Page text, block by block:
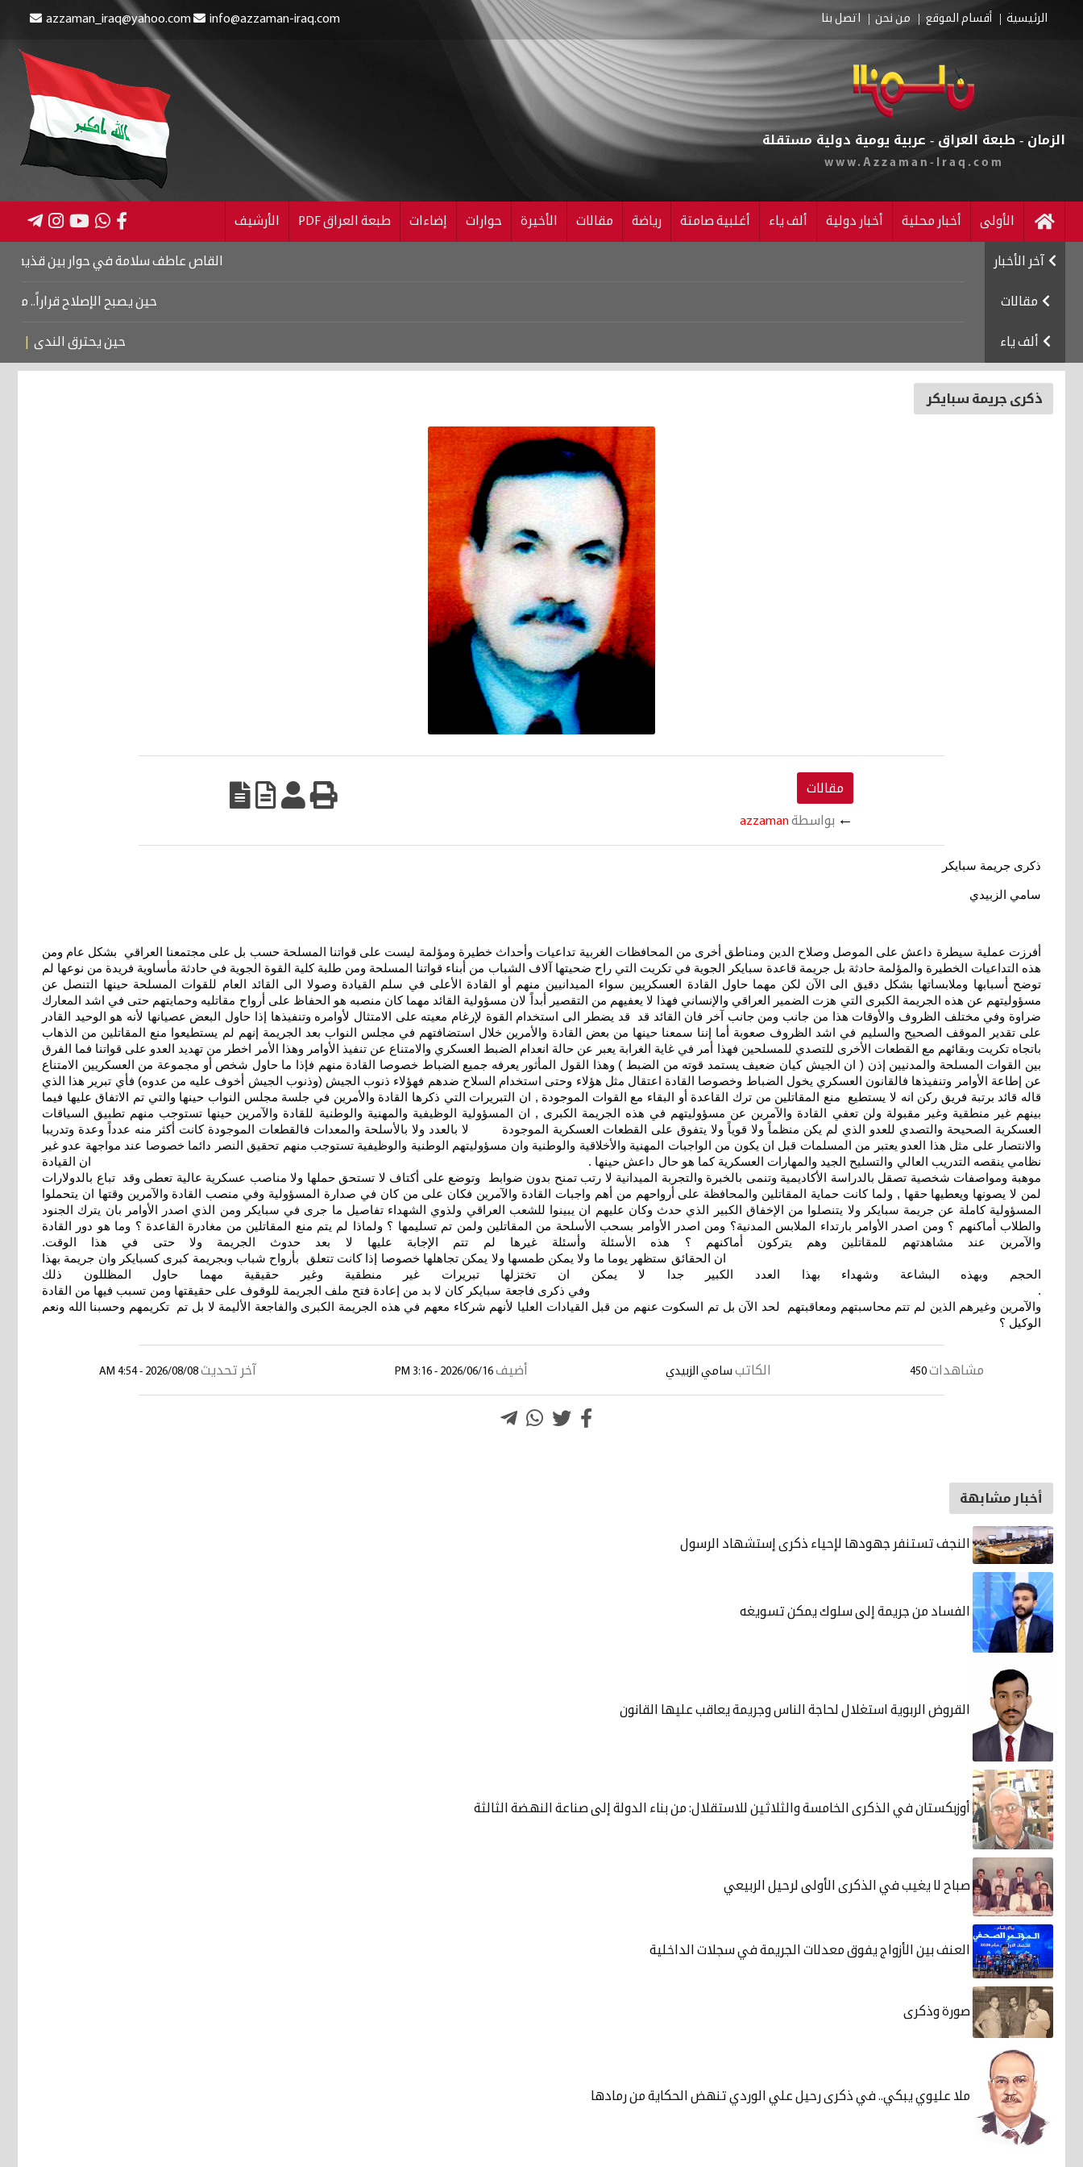
الرئيسية أقسام الموقع من نحن اتصل بنا azzaman_iraq@yahoo.com info@azzaman-iraq.com
الزمان - طبعة العراق - عربية يومية دولية مستقلة
www.Azzaman-Iraq.com
الأولى أخبار محلية أخبار دولية ألف ياء أغلبية صامتة رياضة مقالات الأخيرة حوارات إضاءات طبعة العراق PDF الأرشيف
آخر الأخبار القاص عاطف سلامة في حوار بين قذيفتين | كتاب
مقالات حين يصبح الإصلاح قراراً.. من
ألف ياء حين يحترق الندى | تشييع
ذكرى جريمة سبايكر
مقالات
← بواسطةazzaman
ذكرى جريمة سبايكر
سامي الزبيدي
أفرزت عملية سيطرة داعش على الموصل وصلاح الدين ومناطق أخرى من المحافظات الغربية تداعيات وأحداث خطيرة ومؤلمة ليست على قواتنا المسلحة حسب بل على مجتمعنا العراقي بشكل عام ومن
هذه التداعيات الخطيرة والمؤلمة حادثة بل جريمة قاعدة سبايكر الجوية في تكريت التي راح ضحيتها آلاف الشباب من أبناء قواتنا المسلحة ومن طلبة كلية القوة الجوية في حادثة مأساوية فريدة من نوعها لم
توضح أسبابها وملابساتها بشكل دقيق الى الآن لكن مهما حاول القادة العسكريين سواء الميدانيين منهم أو القادة الأعلى في سلم القيادة وصولا الى القائد العام للقوات المسلحة حينها التنصل عن
مسؤوليتهم عن هذه الجريمة الكبرى التي هزت الضمير العراقي والإنساني فهذا لا يعفيهم من التقصير أبداً لان مسؤولية القائد مهما كان منصبه هو الحفاظ على أرواح مقاتليه وحمايتهم حتى في اشد المعارك
ضراوة وفي مختلف الظروف والأوقات هذا من جانب ومن جانب آخر فان القائد قد قد يضطر الى استخدام القوة لإرغام معيته على الامتثال لأوامره وتنفيذها إذا حاول البعض عصيانها لأنه هو الوحيد القادر
على تقدير الموقف الصحيح والسليم في اشد الظروف صعوبة أما إننا سمعنا حينها من بعض القادة والأمرين خلال استضافتهم في مجلس النواب بعد الجريمة إنهم لم يستطيعوا منع المقاتلين من الذهاب
باتجاه تكريت وبقائهم مع القطعات الأخرى للتصدي للمسلحين فهذا أمر في غاية الغرابة يعبر عن حالة انعدام الضبط العسكري والامتناع عن تنفيذ الأوامر وهذا الأمر اخطر من تهديد العدو على قواتنا فما الفرق
بين القوات المسلحة والمدنيين إذن ( ان الجيش كيان ضعيف يستمد قوته من الضبط ) وهذا القول المأثور يعرفه جميع الضباط خصوصا القادة منهم فإذا ما حاول شخص أو مجموعة من العسكريين الامتناع
عن إطاعة الأوامر وتنفيذها فالقانون العسكري يخول الضباط وخصوصا القادة اعتقال مثل هؤلاء وحتى استخدام السلاح ضدهم فهؤلاء ذنوب الجيش (وذنوب الجيش أخوف عليه من عدوه) فأي تبرير هذا الذي
قاله قائد برتبة فريق ركن انه لا يستطيع منع المقاتلين من ترك القاعدة أو البقاء مع القوات الموجودة , ان التبريرات التي ذكرها القادة والأمرين في جلسة مجلس النواب حينها والتي تم الاتفاق عليها فيما
بينهم غير منطقية وغير مقبولة ولن تعفي القادة والآمرين عن مسؤوليتهم في هذه الجريمة الكبرى , ان المسؤولية الوظيفية والمهنية والوطنية للقادة والآمرين حينها تستوجب منهم تطبيق السياقات
العسكرية الصحيحة والتصدي للعدو الذي لم يكن منظماً ولا قوياً ولا يتفوق على القطعات العسكرية الموجودة لا بالعدد ولا بالأسلحة والمعدات فالقطعات الموجودة كانت أكثر منه عدداً وعدة وتدريبا
والانتصار على مثل هذا العدو يعتبر من المسلمات قبل ان يكون من الواجبات المهنية والأخلاقية والوطنية وان مسؤوليتهم الوطنية والوظيفية تستوجب منهم تحقيق النصر دائما خصوصا عند مواجهة عدو غير
نظامي ينقصه التدريب العالي والتسليح الجيد والمهارات العسكرية كما هو حال داعش حينها . ان القيادة
موهبة ومواصفات شخصية تصقل بالدراسة الأكاديمية وتنمى بالخبرة والتجربة الميدانية لا رتب تمنح بدون ضوابط وتوضع على أكتاف لا تستحق حملها ولا مناصب عسكرية عالية تعطى وقد تباع بالدولارات
لمن لا يصونها ويعطيها حقها , ولما كانت حماية المقاتلين والمحافظة على أرواحهم من أهم واجبات القادة والآمرين فكان على من كان في صدارة المسؤولية وفي منصب القادة والآمرين وقتها ان يتحملوا
المسؤولية كاملة عن جريمة سبايكر ولا يتنصلوا من الإخفاق الكبير الذي حدث وكان عليهم ان يبينوا للشعب العراقي ولذوي الشهداء تفاصيل ما جرى في سبايكر ومن الذي اصدر الأوامر بان يترك الجنود
والطلاب أماكنهم ؟ ومن اصدر الأوامر بارتداء الملابس المدنية؟ ومن اصدر الأوامر بسحب الأسلحة من المقاتلين ولمن تم تسليمها ؟ ولماذا لم يتم منع المقاتلين من مغادرة القاعدة ؟ وما هو دور القادة
والآمرين عند مشاهدتهم للمقاتلين وهم يتركون أماكنهم ؟ هذه الأسئلة وأسئلة غيرها لم تتم الإجابة عليها لا بعد حدوث الجريمة ولا حتى في هذا الوقت.
ان الحقائق ستظهر يوما ما ولا يمكن طمسها ولا يمكن تجاهلها خصوصا إذا كانت تتعلق بأرواح شباب وبجريمة كبرى كسبايكر وان جريمة بهذا
الحجم وبهذه البشاعة وشهداء بهذا العدد الكبير جدا لا يمكن ان تختزلها تبريرات غير منطقية وغير حقيقية مهما حاول المظللون ذلك
. وفي ذكرى فاجعة سبايكر كان لا بد من إعادة فتح ملف الجريمة للوقوف على حقيقتها ومن تسبب فيها من القادة
والآمرين وغيرهم الذين لم تتم محاسبتهم ومعاقبتهم لحد الآن بل تم السكوت عنهم من قبل القيادات العليا لأنهم شركاء معهم في هذه الجريمة الكبرى والفاجعة الأليمة لا بل تم تكريمهم وحسبنا الله ونعم
الوكيل ؟
مشاهدات 450 الكاتب سامي الزبيدي أضيف 2026/06/16 - 3:16 PM آخر تحديث 2026/08/08 - 4:54 AM
أخبار مشابهة
النجف تستنفر جهودها لإحياء ذكرى إستشهاد الرسول
الفساد من جريمة إلى سلوك يمكن تسويغه
القروض الربوية استغلال لحاجة الناس وجريمة يعاقب عليها القانون
أوزبكستان في الذكرى الخامسة والثلاثين للاستقلال: من بناء الدولة إلى صناعة النهضة الثالثة
صباح لا يغيب في الذكرى الأولى لرحيل الربيعي
العنف بين الأزواج يفوق معدلات الجريمة في سجلات الداخلية
صورة وذكرى
ملا عليوي يبكي.. في ذكرى رحيل علي الوردي تنهض الحكاية من رمادها